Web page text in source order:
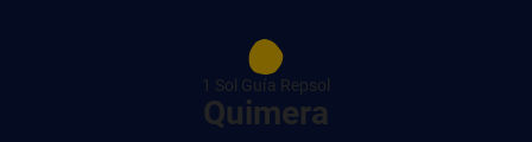
1 Sol Guía Repsol
Quimera